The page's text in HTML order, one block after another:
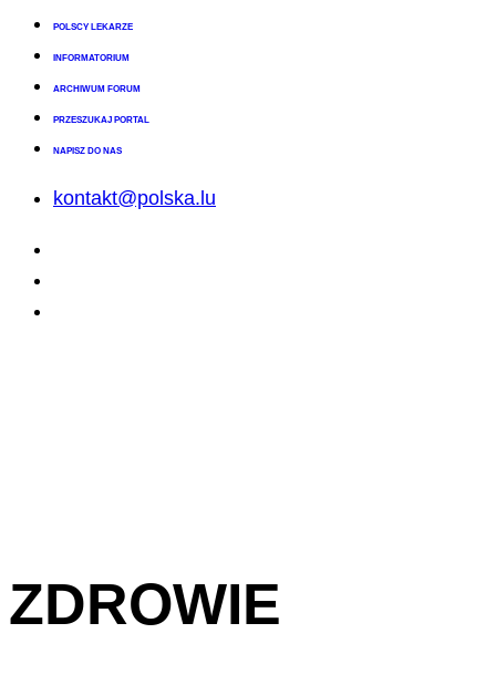
POLSCY LEKARZE
INFORMATORIUM
ARCHIWUM FORUM
PRZESZUKAJ PORTAL
NAPISZ DO NAS
kontakt@polska.lu
ZDROWIE